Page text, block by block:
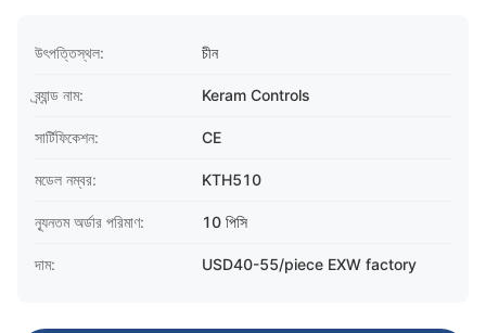
উৎপত্তিস্থল: চীন
ব্র্যান্ড নাম: Keram Controls
সার্টিফিকেশন: CE
মডেল নম্বর: KTH510
ন্যূনতম অর্ডার পরিমাণ: 10 পিসি
দাম: USD40-55/piece EXW factory